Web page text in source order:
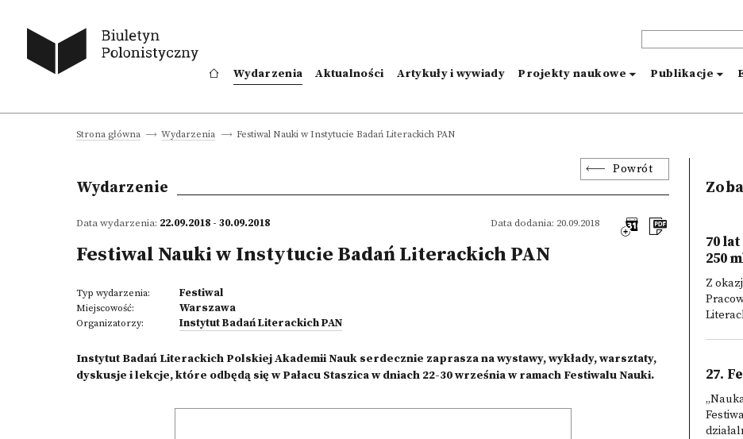
Wydarzenia Aktualności Artykuły i wywiady Projekty naukowe Publikacje
Strona główna Wydarzenia Festiwal Nauki w Instytucie Badań Literackich PAN
Powrót
Wydarzenie
Data wydarzenia: 22.09.2018 - 30.09.2018 Data dodania: 20.09.2018
Festiwal Nauki w Instytucie Badań Literackich PAN
Typ wydarzenia: Festiwal
Miejscowość: Warszawa
Organizatorzy: Instytut Badań Literackich PAN
Instytut Badań Literackich Polskiej Akademii Nauk serdecznie zaprasza na wystawy, wykłady, warsztaty,
dyskusje i lekcje, które odbędą się w Pałacu Staszica w dniach 22-30 września w ramach Festiwalu Nauki.
70
250
Z
27.